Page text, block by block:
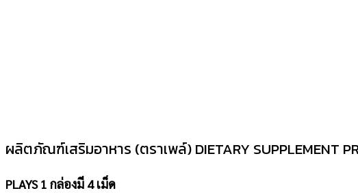
ผลิตภัณฑ์เสริมอาหาร (ตราเพล์) DIETARY SUPPLEMENT
PLAYS 1 กล่องมี 4 เม็ด